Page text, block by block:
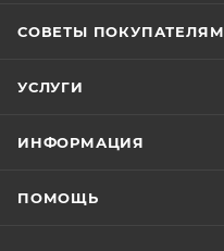
СОВЕТЫ ПОКУПАТЕЛЯМ
УСЛУГИ
ИНФОРМАЦИЯ
ПОМОЩЬ